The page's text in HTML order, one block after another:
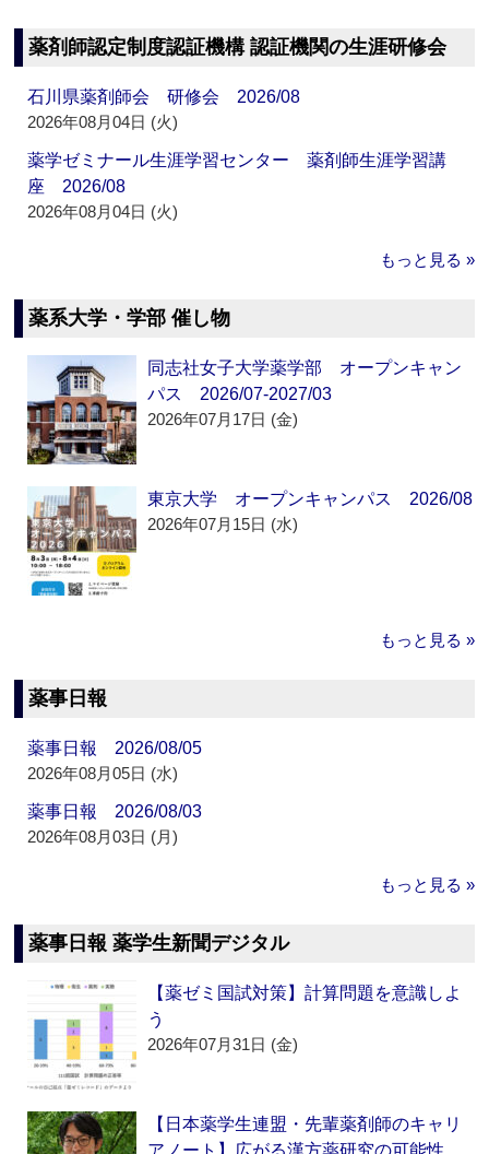
薬剤師認定制度認証機構 認証機関の生涯研修会
石川県薬剤師会 研修会 2026/08
2026年08月04日 (火)
薬学ゼミナール生涯学習センター 薬剤師生涯学習講
座 2026/08
2026年08月04日 (火)
もっと見る »
薬系大学・学部 催し物
同志社女子大学薬学部 オープンキャン
パス 2026/07-2027/03
2026年07月17日 (金)
東京大学 オープンキャンパス 2026/08
2026年07月15日 (水)
もっと見る »
薬事日報
薬事日報 2026/08/05
2026年08月05日 (水)
薬事日報 2026/08/03
2026年08月03日 (月)
もっと見る »
薬事日報 薬学生新聞デジタル
【薬ゼミ国試対策】計算問題を意識しよ
う
2026年07月31日 (金)
【日本薬学生連盟・先輩薬剤師のキャリ